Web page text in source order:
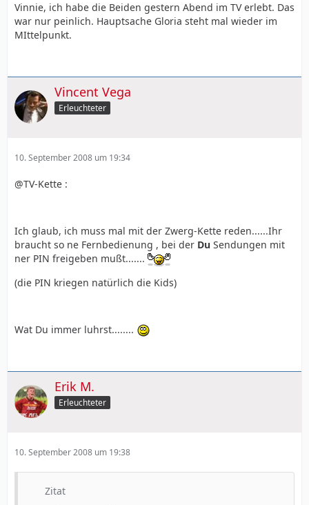
Vinnie, ich habe die Beiden gestern Abend im TV erlebt. Das
war nur peinlich. Hauptsache Gloria steht mal wieder im
MIttelpunkt.
Vincent Vega
Erleuchteter
10. September 2008 um 19:34
@TV-Kette :
Ich glaub, ich muss mal mit der Zwerg-Kette reden......Ihr
braucht so ne Fernbedienung , bei der Du Sendungen mit
ner PIN freigeben mußt.......
(die PIN kriegen natürlich die Kids)
Wat Du immer luhrst........
Erik M.
Erleuchteter
10. September 2008 um 19:38
Zitat